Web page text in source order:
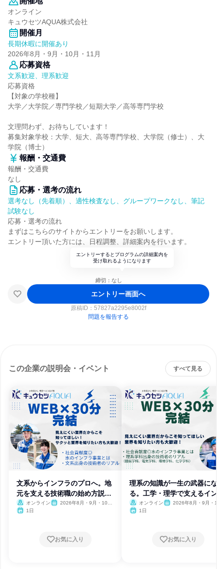
オンライン
キュウセツAQUA株式会社
開催月
長期休暇に開催あり
2026年8月・9月・10月・11月
応募資格
文系歓迎、理系歓迎
応募資格
【対象の学校種】
大学／大学院／専門学校／短期大学／高等専門学校
文理問わず、お待ちしています！
募集対象学校：大学、短大、高等専門学校、大学院（修士）、大
学院（博士）
報酬・交通費
報酬・交通費
なし
応募・選考の流れ
選考なし（先着順）、適性検査なし、グループワークなし、筆記
試験なし
応募・選考の流れ
まずはこちらのサイトからエントリーをお願いします。
エントリー頂いた方には、日程調整、詳細案内を行います。
エントリーするとプログラムの詳細案内を
受け取れるようになります
締切：なし
エントリー画面へ
原稿ID： 57827a2295e8002f
問題を報告する
この企業の説明会・イベント すべて見る
文系からインフラのプロへ。地
元を支える技術職の始め方説明
会
オンライン
2026年8月・9月・10
1日
お気に入り
理系の知識が一生の武器にな
る。工学・理学で支えるイ
ラ技術オンライン
2026年8月・9月・
1日
お気に入り